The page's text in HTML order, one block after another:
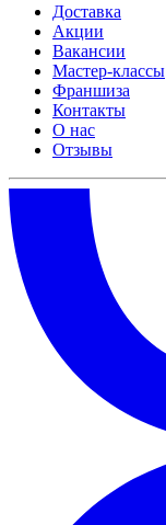
Доставка
Акции
Вакансии
Мастер-классы
Франшиза
Контакты
О нас
Отзывы